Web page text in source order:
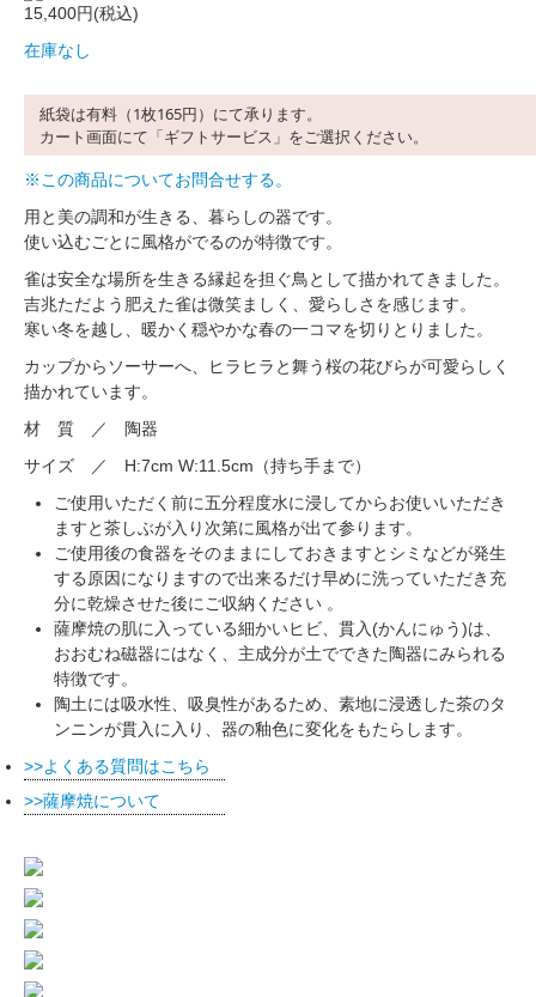
15,400円(税込)
在庫なし
紙袋は有料（1枚165円）にて承ります。
カート画面にて「ギフトサービス」をご選択ください。
※この商品についてお問合せする。
用と美の調和が生きる、暮らしの器です。
使い込むごとに風格がでるのが特徴です。
雀は安全な場所を生きる縁起を担ぐ鳥として描かれてきました。
吉兆ただよう肥えた雀は微笑ましく、愛らしさを感じます。
寒い冬を越し、暖かく穏やかな春の一コマを切りとりました。
カップからソーサーへ、ヒラヒラと舞う桜の花びらが可愛らしく
描かれています。
材 質 ／ 陶器
サイズ ／ H:7cm W:11.5cm（持ち手まで）
ご使用いただく前に五分程度水に浸してからお使いいただき
ますと茶しぶが入り次第に風格が出て参ります。
ご使用後の食器をそのままにしておきますとシミなどが発生
する原因になりますので出来るだけ早めに洗っていただき充
分に乾燥させた後にご収納ください 。
薩摩焼の肌に入っている細かいヒビ、貫入(かんにゅう)は、
おおむね磁器にはなく、主成分が土でできた陶器にみられる
特徴です。
陶土には吸水性、吸臭性があるため、素地に浸透した茶のタ
ンニンが貫入に入り、器の釉色に変化をもたらします。
よくある質問はこちら
薩摩焼について